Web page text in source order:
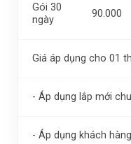
Gói 30
ngày
90.000
Giá áp dụng cho 01
- Áp dụng lắp mới
- Áp dụng khách